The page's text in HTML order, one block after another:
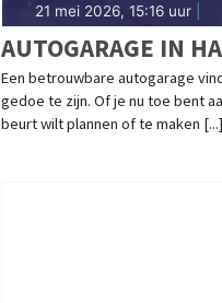
21 mei 2026, 15:16 uur
AUTOGARAGE IN
Een betrouwbare autogarage
gedoe te zijn. Of je nu toe bent
beurt wilt plannen of te maken [...]